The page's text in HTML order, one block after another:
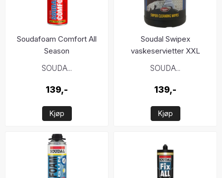
Soudafoam Comfort All
Season
SOUDA...
139,-
Kjøp
Soudal Swipex
vaskeservietter XXL
100stk
SOUDA...
139,-
Kjøp